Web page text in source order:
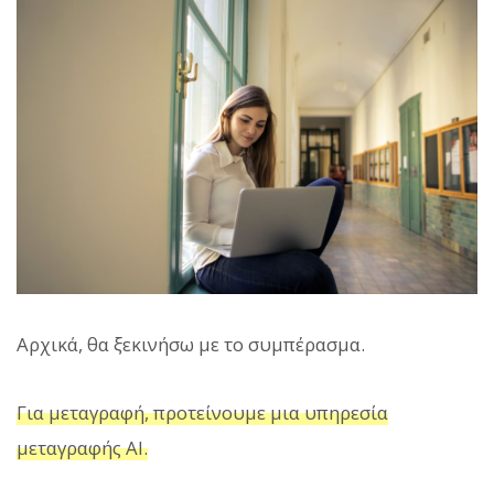
Αρχικά, θα ξεκινήσω με το συμπέρασμα.
Για μεταγραφή, προτείνουμε μια υπηρεσία
μεταγραφής AI.